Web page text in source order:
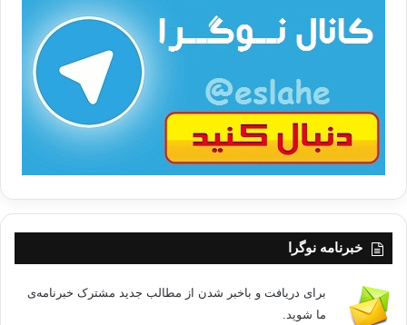
خبرنامه نوگرا
برای دریافت و باخبر شدن از مطالب جدید مشترک خبرنامه‌ی
ما شوید.